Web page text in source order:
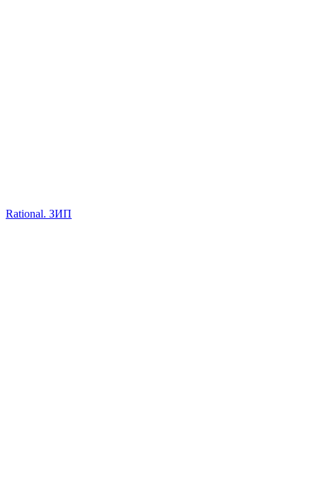
Rational. ЗИП